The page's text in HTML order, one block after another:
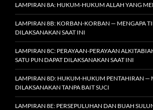
LAMPIRAN 8A: HUKUM-HUKUM ALLAH YANG
LAMPIRAN 8B: KORBAN-KORBAN — MENGAPA
DILAKSANAKAN SAAT INI
LAMPIRAN 8C: PERAYAAN-PERAYAAN
SATU PUN DAPAT DILAKSANAKAN SAAT INI
LAMPIRAN 8D: HUKUM-HUKUM PENTAHIRAN —
DILAKSANAKAN TANPA BAIT SUCI
LAMPIRAN 8E: PERSEPULUHAN DAN BUAH